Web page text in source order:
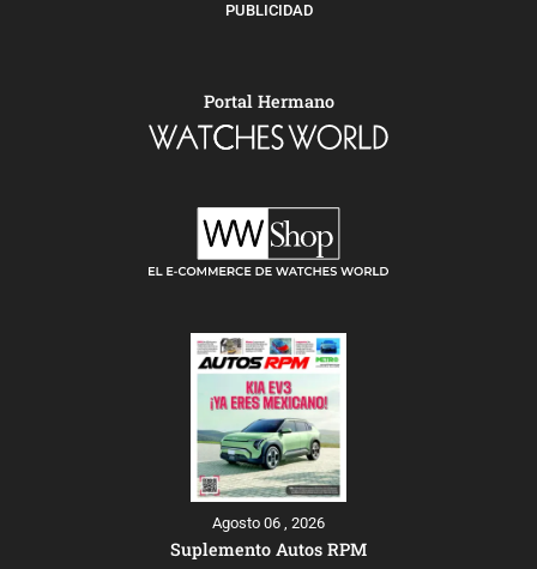
PUBLICIDAD
Portal Hermano
Agosto 06 , 2026
Suplemento Autos RPM